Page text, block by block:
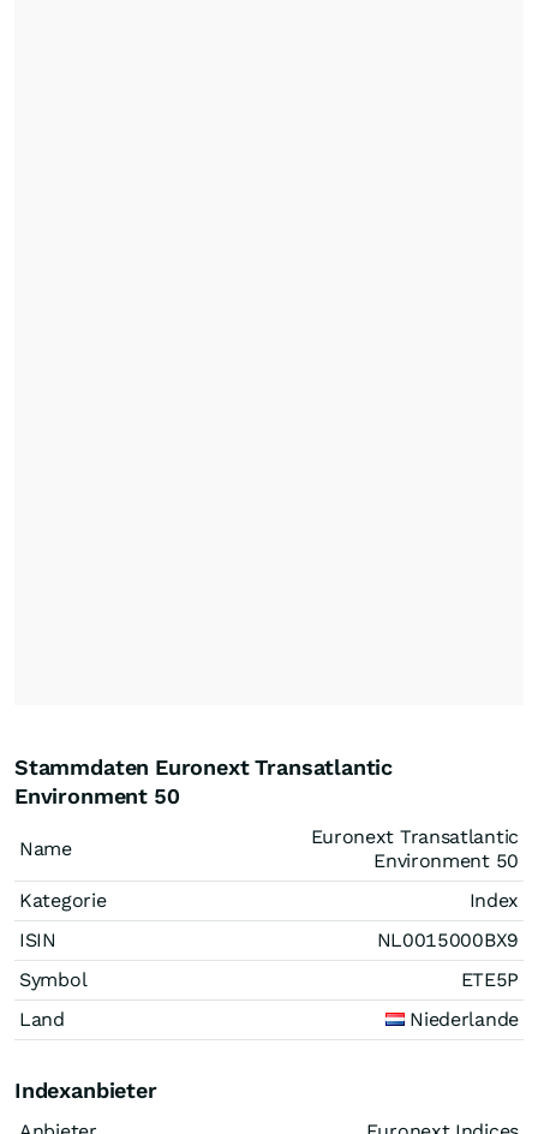
Stammdaten Euronext Transatlantic
Environment 50
Name
Euronext Transatlantic
Environment 50
Kategorie
Index
ISIN
NL0015000BX9
Symbol
ETE5P
Land
Niederlande
Indexanbieter